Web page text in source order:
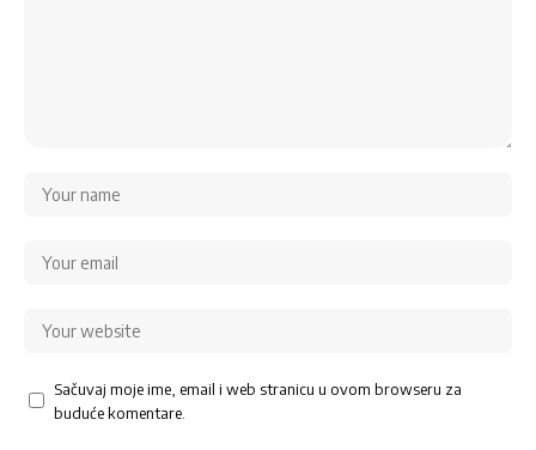
Sačuvaj moje ime, email i web stranicu u ovom browseru za
buduće komentare.